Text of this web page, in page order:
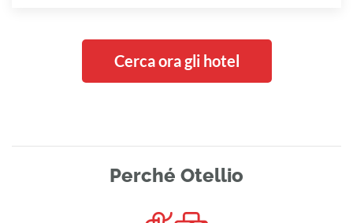
Cerca ora gli hotel
Perché Otellio